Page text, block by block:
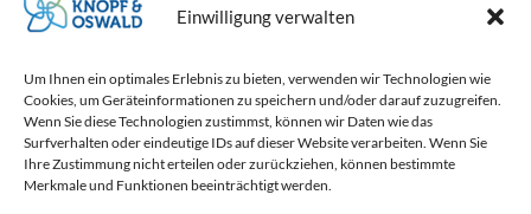
Einwilligung verwalten
Um Ihnen ein optimales Erlebnis zu bieten, verwenden wir Technologien wie
Cookies, um Geräteinformationen zu speichern und/oder darauf zuzugreifen.
Wenn Sie diese Technologien zustimmst, können wir Daten wie das
Surfverhalten oder eindeutige IDs auf dieser Website verarbeiten. Wenn Sie
Ihre Zustimmung nicht erteilen oder zurückziehen, können bestimmte
Merkmale und Funktionen beeinträchtigt werden.
Schlauchbelüftungsanlage über den
Liegeboxen...